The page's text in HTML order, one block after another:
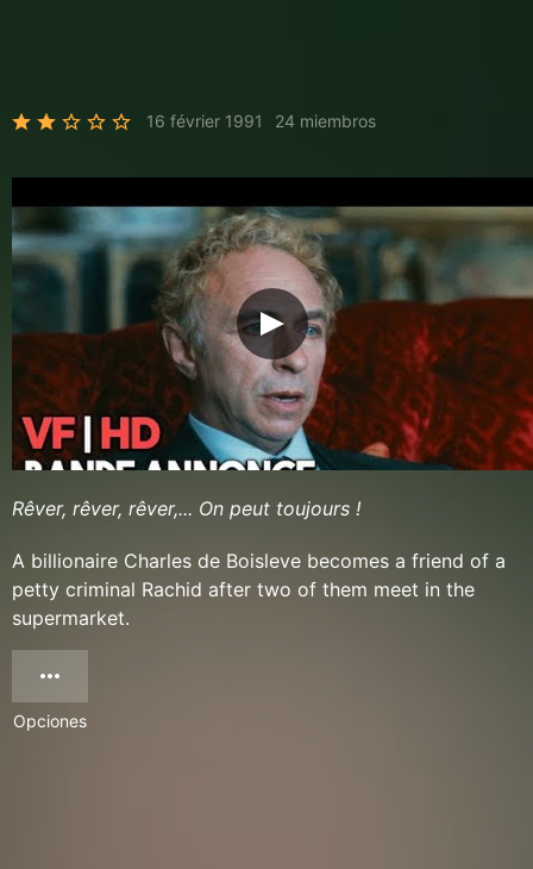
16 février 1991 24 miembros
Rêver, rêver, rêver,... On peut toujours !
A billionaire Charles de Boisleve becomes a friend of a
petty criminal Rachid after two of them meet in the
supermarket.
Opciones